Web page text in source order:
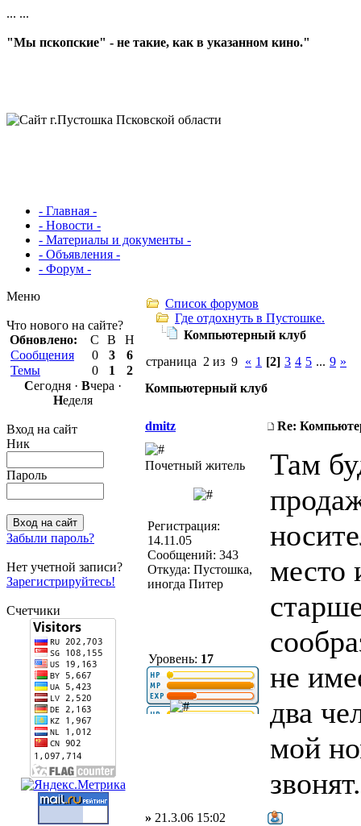
... ...
"Мы пскопские" - не такие, как в указанном кино."
- Главная -
- Новости -
- Материалы и документы -
- Объявления -
- Форум -
Меню
Что нового на сайте?
Обновлено:
С В
Н
Сообщения
0 3
6
Темы
0 1
2
Сегодня · Вчера ·
Неделя
Вход на сайт
Ник
Пароль
Забыли пароль?
Нет учетной записи?
Зарегистрируйтесь!
Счетчики
Список форумов
Где отдохнуть в Пустошке.
Компьютерный клуб
страница 2 из 9 « 1 [2] 3 4 5 ... 9 »
Компьютерный клуб
dmitz Re:
Почетный житель
Регистрация:
14.11.05
Сообщений: 343
Откуда: Пустошка,
иногда Питер
Уровень: 17
Там
место
не
два
мой
звонят.
» 21.3.06 15:02